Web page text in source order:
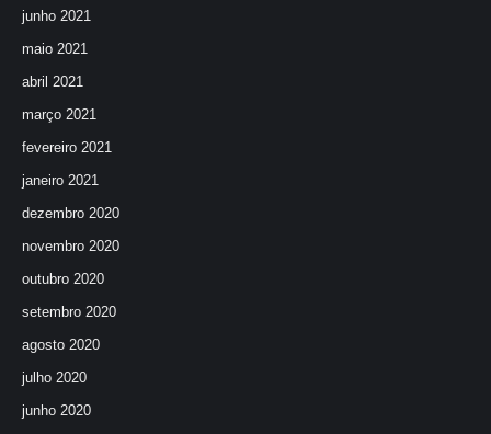
junho 2021
maio 2021
abril 2021
março 2021
fevereiro 2021
janeiro 2021
dezembro 2020
novembro 2020
outubro 2020
setembro 2020
agosto 2020
julho 2020
junho 2020